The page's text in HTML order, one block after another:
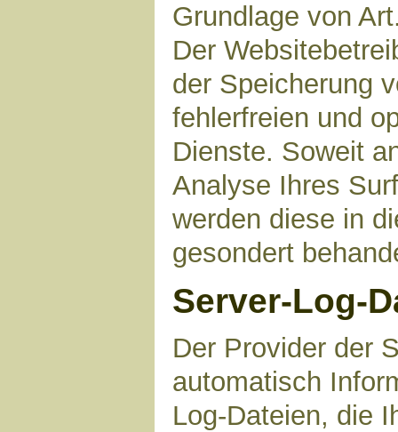
Grundlage von
Der
der Speicherung
fehlerfreien und
Dienste. Soweit
Analyse Ihres
werden diese in
gesondert
Server-Log-
Der Provider der
automatisch
Log-Dateien, die